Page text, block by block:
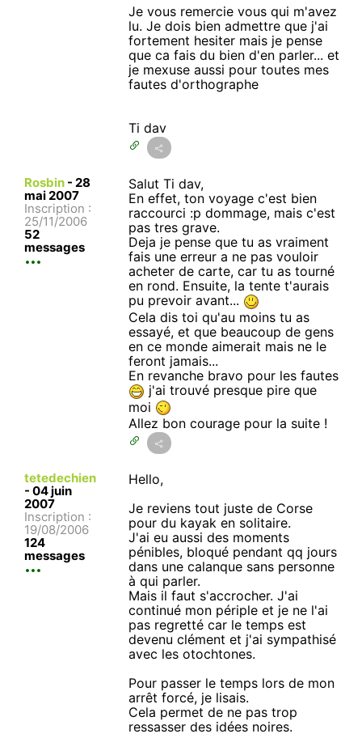
Je vous remercie vous qui m'avez
lu. Je dois bien admettre que j'ai
fortement hesiter mais je pense
que ca fais du bien d'en parler... et
je mexuse aussi pour toutes mes
fautes d'orthographe
Ti dav
Rosbin - 28
mai 2007
Inscription :
25/11/2006
52
messages
Salut Ti dav,
En effet, ton voyage c'est bien
raccourci :p dommage, mais c'est
pas tres grave.
Deja je pense que tu as vraiment
fais une erreur a ne pas vouloir
acheter de carte, car tu as tourné
en rond. Ensuite, la tente t'aurais
pu prevoir avant...
Cela dis toi qu'au moins tu as
essayé, et que beaucoup de gens
en ce monde aimerait mais ne le
feront jamais...
En revanche bravo pour les fautes
j'ai trouvé presque pire que
moi
Allez bon courage pour la suite !
tetedechien
- 04 juin
2007
Inscription :
19/08/2006
124
messages
Hello,
Je reviens tout juste de Corse
pour du kayak en solitaire.
J'ai eu aussi des moments
pénibles, bloqué pendant qq jours
dans une calanque sans personne
à qui parler.
Mais il faut s'accrocher. J'ai
continué mon périple et je ne l'ai
pas regretté car le temps est
devenu clément et j'ai sympathisé
avec les otochtones.
Pour passer le temps lors de mon
arrêt forcé, je lisais.
Cela permet de ne pas trop
ressasser des idées noires.